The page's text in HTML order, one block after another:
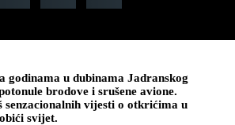
godinama u dubinama Jadranskog
brodove i srušene avione.
senzacionalnih vijesti o otkrićima u
svijet.